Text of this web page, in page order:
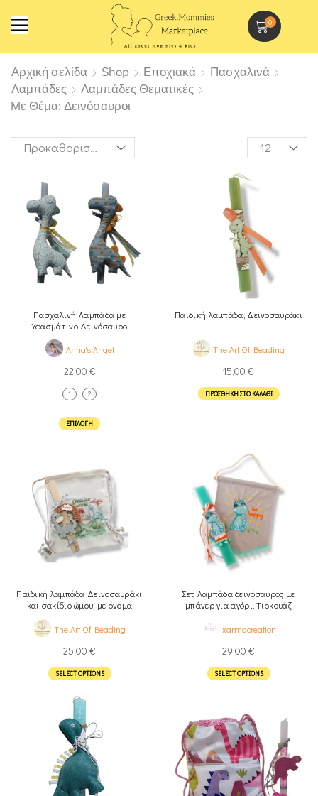
0
Αρχική σελίδα Shop Εποχιακά
Πασχαλινά
Λαμπάδες
Λαμπάδες Θεματικές
Με Θέμα: Δεινόσαυροι
Πασχαλινή Λαμπάδα με
Υφασμάτινο Δεινόσαυρο
Anna's Angel
22,00 €
1 2
ΕΠΙΛΟΓΉ
Παιδική λαμπάδα, Δεινοσαυράκι
The Art Of Beading
15,00 €
ΠΡΟΣΘΉΚΗ ΣΤΟ ΚΑΛΆΘΙ
Παιδική λαμπάδα Δεινοσαυράκι
και σακίδιο ώμου, με όνομα
The Art Of Beading
25,00 €
SELECT OPTIONS
Σετ Λαμπάδα δεινόσαυρος με
μπάνερ για αγόρι, Τιρκουάζ
xarmacreation
29,00 €
SELECT OPTIONS